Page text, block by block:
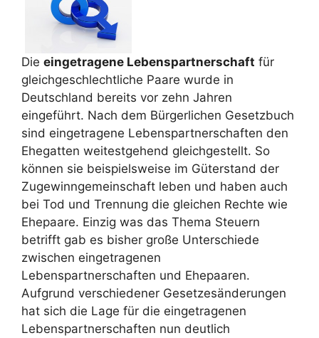
Die eingetragene Lebenspartnerschaft für
gleichgeschlechtliche Paare wurde in
Deutschland bereits vor zehn Jahren
eingeführt. Nach dem Bürgerlichen Gesetzbuch
sind eingetragene Lebenspartnerschaften den
Ehegatten weitestgehend gleichgestellt. So
können sie beispielsweise im Güterstand der
Zugewinngemeinschaft leben und haben auch
bei Tod und Trennung die gleichen Rechte wie
Ehepaare. Einzig was das Thema Steuern
betrifft gab es bisher große Unterschiede
zwischen eingetragenen
Lebenspartnerschaften und Ehepaaren.
Aufgrund verschiedener Gesetzesänderungen
hat sich die Lage für die eingetragenen
Lebenspartnerschaften nun deutlich